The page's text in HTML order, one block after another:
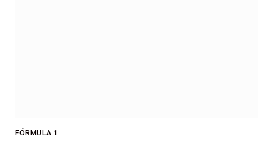
FÓRMULA 1